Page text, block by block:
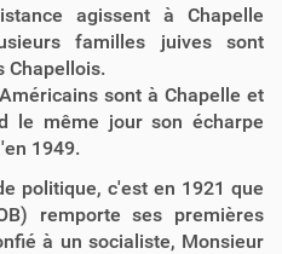
agissent à Chapelle
familles juives sont
Chapellois.
sont à Chapelle et
le même jour son écharpe
1949.
politique, c'est en 1921 que
remporte ses premières
à un socialiste, Monsieur